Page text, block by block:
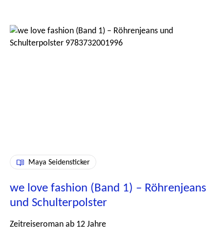
Bildergalerie überspringen
Maya Seidensticker
we love fashion (Band 1) – Röhrenjeans
und Schulterpolster
Zeitreiseroman ab 12 Jahre